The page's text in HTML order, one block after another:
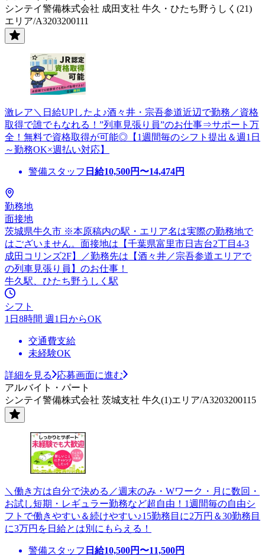
シンテイ警備株式会社 成田支社 牛久・ひたち野うしく(21)
エリア/A3203200111
激レア＼日給UPしたよ♪酒々井・宗吾参道近辺で勤務／資格
取得で誰でもなれる！”列車見張り員”のお仕事⇒サポート万
全！無料で資格取得が可能◎【1週間毎のシフト提出＆週1日
～勤務OK×週払い対応】
警備スタッフ 日給10,500円〜14,474円
勤務地
面接地
茨城県牛久市 ※本原稿内の駅・エリア名は実際の勤務地で
はございません。面接地は【千葉県富里市日吉台2丁目4-3
成田コリンズ2F】／勤務先は【酒々井／宗吾参道エリアで
の列車見張り員】のお仕事！
牛久駅、ひたち野うしく駅
シフト
1日8時間 週1日からOK
交通費支給
未経験OK
詳細を見る
応募画面に進む
アルバイト・パート
シンテイ警備株式会社 茨城支社 牛久(1)エリア/A3203200115
＼働き方は自分で決める／週末のみ・Wワーク・月に数回・
お試し短期・レギュラー勤務など超自由！1週間毎の自由シ
フトで働きやすい＆続けやすい♪15勤務目に2万円＆30勤務目
に3万円を日給とは別にもらえる！
警備スタッフ 日給10,500円〜11,500円